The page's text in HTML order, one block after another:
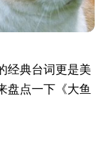
经典台词更是美
盘点一下《大鱼